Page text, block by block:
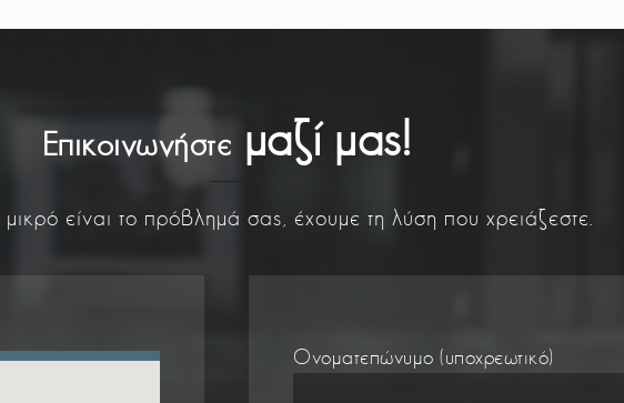
Επικοινωνήστε μαζί μας!
είναι το πρόβλημά σας, έχουμε τη λύση που χρειάζεστε.
Ονοματεπώνυμο (υποχρεωτικό)